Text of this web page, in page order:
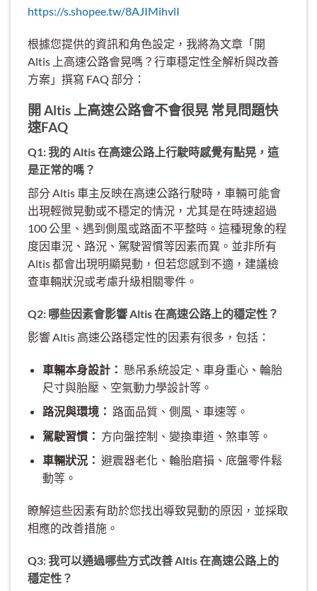
https://s.shopee.tw/8AJIMihvlI
根據您提供的資訊和角色設定，我將為文章「開
Altis 上高速公路會晃嗎？行車穩定性全解析與改善
方案」撰寫 FAQ 部分：
開 Altis 上高速公路會不會很晃 常見問題快
速FAQ
Q1: 我的 Altis 在高速公路上行駛時感覺有點晃，這
是正常的嗎？
部分 Altis 車主反映在高速公路行駛時，車輛可能會
出現輕微晃動或不穩定的情況，尤其是在時速超過
100 公里、遇到側風或路面不平整時。這種現象的程
度因車況、路況、駕駛習慣等因素而異。並非所有
Altis 都會出現明顯晃動，但若您感到不適，建議檢
查車輛狀況或考慮升級相關零件。
Q2: 哪些因素會影響 Altis 在高速公路上的穩定性？
影響 Altis 高速公路穩定性的因素有很多，包括：
車輛本身設計： 懸吊系統設定、車身重心、輪胎
尺寸與胎壓、空氣動力學設計等。
路況與環境： 路面品質、側風、車速等。
駕駛習慣： 方向盤控制、變換車道、煞車等。
車輛狀況： 避震器老化、輪胎磨損、底盤零件鬆
動等。
瞭解這些因素有助於您找出導致晃動的原因，並採取
相應的改善措施。
Q3: 我可以通過哪些方式改善 Altis 在高速公路上的
穩定性？